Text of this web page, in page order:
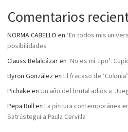
Comentarios
NORMA CABELLO en ‘En todos mis
posibilidades
Clauss Belalcázaren ‘No es mi tipo’:
Byron González en El fracaso de
Pichake en Un año del brutal adiós a
Pepa Rullen La pintura contemporánea
Satrústegui a Paula Cervilla